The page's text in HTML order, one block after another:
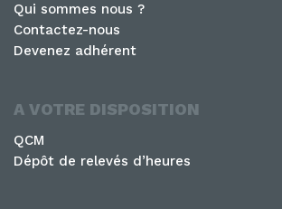
Qui sommes nous ?
Contactez-nous
Devenez adhérent
A VOTRE DISPOSITION
QCM
Dépôt de relevés d’heures